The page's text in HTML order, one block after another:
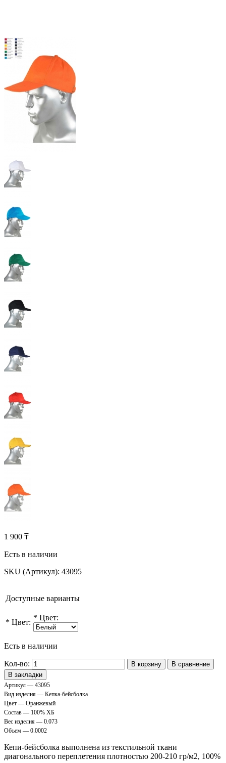
1 900 ₸
Есть в наличии
SKU (Артикул): 43095
Доступные варианты
* Цвет:
* Цвет:
Есть в наличии
Кол-во: В корзину
В сравнение
В закладки
Артикул — 43095
Вид изделия — Кепка-бейсболка
Цвет — Оранжевый
Состав — 100% ХБ
Вес изделия — 0.073
Объем — 0.0002
Кепи-бейсболка выполнена из текстильной ткани
диагонального переплетения плотностью 200-210 гр/м2, 100%